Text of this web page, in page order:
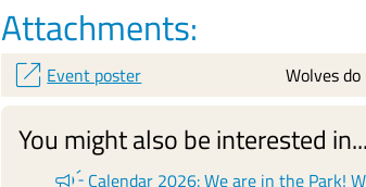
Attachments:
open_in_newEvent poster Wolves
You might also be interested in...
Calendar 2026: We are in the Park!